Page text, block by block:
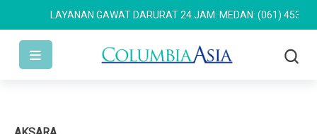
LAYANAN GAWAT DARURAT 24 JAM: MEDAN: (061) 4533 636